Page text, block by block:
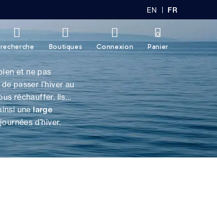
EN FR
S
recherche Boutiques Connexion Panier
0
et ne pas
passer l’hiver au
réchauffer. Ils
unelarge
d’hiver.